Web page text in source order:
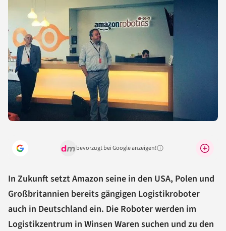
bevorzugt bei Google anzeigen!Warum lohnt sich das?
In Zukunft setzt Amazon seine in den USA, Polen und
Großbritannien bereits gängigen Logistikroboter
auch in Deutschland ein. Die Roboter werden im
Logistikzentrum in Winsen Waren suchen und zu den